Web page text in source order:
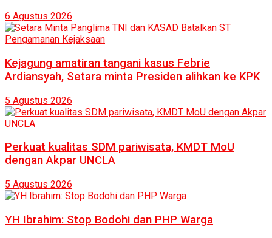
6 Agustus 2026
Kejagung amatiran tangani kasus Febrie
Ardiansyah, Setara minta Presiden alihkan ke KPK
5 Agustus 2026
Perkuat kualitas SDM pariwisata, KMDT MoU
dengan Akpar UNCLA
5 Agustus 2026
YH Ibrahim: Stop Bodohi dan PHP Warga